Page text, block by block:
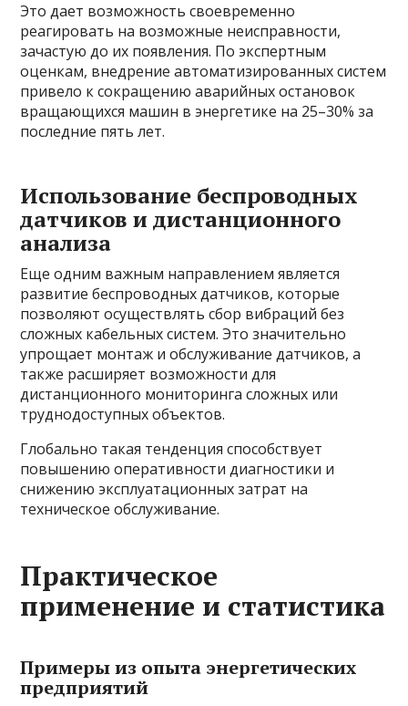
Это дает возможность своевременно
реагировать на возможные неисправности,
зачастую до их появления. По экспертным
оценкам, внедрение автоматизированных систем
привело к сокращению аварийных остановок
вращающихся машин в энергетике на 25–30% за
последние пять лет.
Использование беспроводных
датчиков и дистанционного
анализа
Еще одним важным направлением является
развитие беспроводных датчиков, которые
позволяют осуществлять сбор вибраций без
сложных кабельных систем. Это значительно
упрощает монтаж и обслуживание датчиков, а
также расширяет возможности для
дистанционного мониторинга сложных или
труднодоступных объектов.
Глобально такая тенденция способствует
повышению оперативности диагностики и
снижению эксплуатационных затрат на
техническое обслуживание.
Практическое
применение и статистика
Примеры из опыта энергетических
предприятий